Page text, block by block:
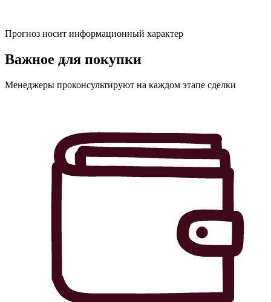
Прогноз носит информационный характер
Важное для покупки
Менеджеры проконсультируют на каждом этапе сделки